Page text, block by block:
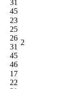
31
45
23
25
26
31
45
46
2
17
22